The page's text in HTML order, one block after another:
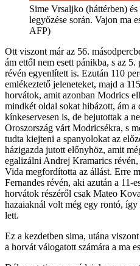
Sime Vrsaljko (háttérben)
legyőzése során. Vajon ma
AFP)
Ott viszont már az 56.
ám ettől nem esett pánikba, s az
révén egyenlített is. Ezután 110
emlékeztető jeleneteket, majd a
horvátok, amit azonban Modrics
mindkét oldal sokat hibázott, ám
kínkeservesen is, de bejutottak a
Oroszország várt Modricsékra, s
tudta kiejteni a spanyolokat az
házigazda jutott előnyhöz, amit
egalizálni Andrej Kramarics
Vida megfordította az állást. Erre
Fernandes révén, aki azután a 11-
horvátok részéről csak Mateo
hazaiaknál volt még egy rontó,
lett.
Ez a kezdetben sima, utána
a horvát válogatott számára a ma